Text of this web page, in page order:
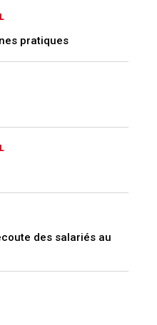
pratiques
des salariés au